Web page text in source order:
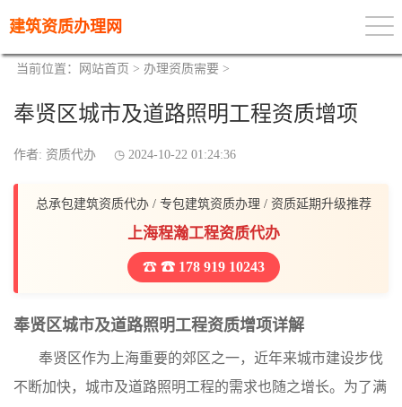
建筑资质办理网
当前位置： 网站首页 > 办理资质需要 >
奉贤区城市及道路照明工程资质增项
作者: 资质代办 2024-10-22 01:24:36
总承包建筑资质代办 / 专包建筑资质办理 / 资质延期升级推荐
上海程瀚工程资质代办
☎ 178 919 10243
奉贤区城市及道路照明工程资质增项详解
奉贤区作为上海重要的郊区之一，近年来城市建设步伐
不断加快，城市及道路照明工程的需求也随之增长。为了满